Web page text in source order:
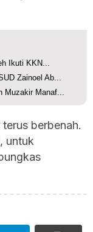
Ikuti KKN...
Zainoel Ab...
Muzakir Manaf...
berbenah.
untuk